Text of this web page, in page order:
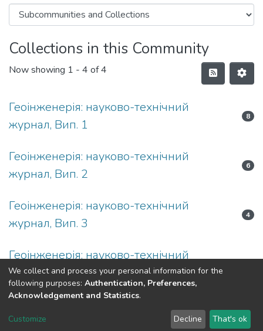
Collections in this Community
Now showing 1 - 4 of 4
Геоінженерія: науково-технічний
журнал, Вип. 1
8
Геоінженерія: науково-технічний
журнал, Вип. 2
6
Геоінженерія: науково-технічний
журнал, Вип. 3
4
Геоінженерія: науково-технічний
журнал, Вип. 4
DSpace software copyright © 2002-2026 LYRASIS
Send Feedback
We collect and process your personal information for the
following purposes: Authentication, Preferences,
Acknowledgement and Statistics.
Customize Decline That's ok